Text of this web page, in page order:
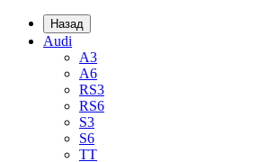
Назад
Audi
A3
A6
RS3
RS6
S3
S6
TT